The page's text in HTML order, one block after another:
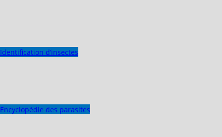
Identification d’insectes
Encyclopédie des parasites